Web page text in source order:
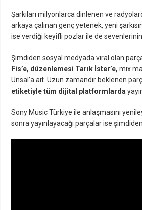
Şarkıları milyonlarca dinlenen ve
arkaya çalınan genç yetenek, yeni
ise verdiği keyifli pozlar ile de
Şimdiden sosyal medyada viral olan
Fis’e, düzenlemesi Tarık İster’e, mix
Ünsal’a ait. Uzun zamandır beklenen
etiketiyle tüm dijital platformlarda
Sony Music Türkiye ile anlaşmasını
sonra yayınlayacağı parçalar ise